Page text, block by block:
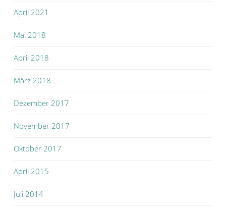
April 2021
Mai 2018
April 2018
März 2018
Dezember 2017
November 2017
Oktober 2017
April 2015
Juli 2014